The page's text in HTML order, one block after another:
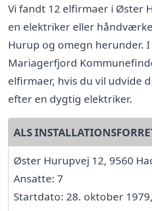
Vi fandt 12 elfirmaer i Øster
en elektriker eller
Hurup og omegn herunder. I
Mariagerfjord
elfirmaer, hvis du vil udvide
efter en dygtig elektriker.
ALS
Øster Hurupvej 12, 9560
Ansatte: 7
Startdato: 28. oktober 1979,